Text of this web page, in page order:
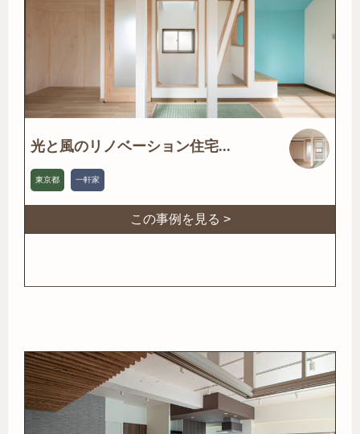
光と風のリノベーション住宅...
東京都 一軒家
この事例を見る >